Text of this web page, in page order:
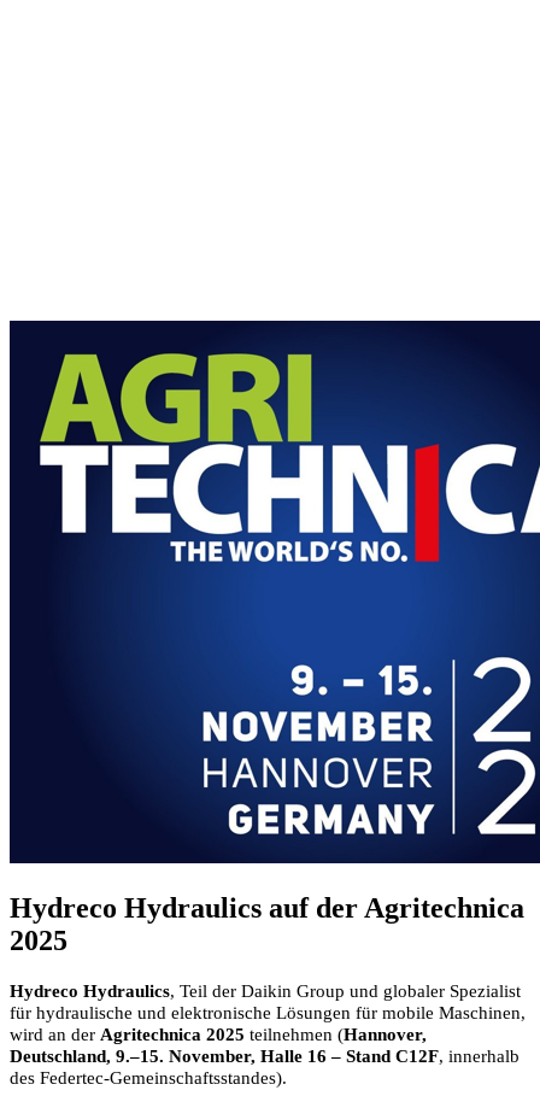
Hydreco Hydraulics auf der Agritechnica
2025
Hydreco Hydraulics, Teil der Daikin Group und globaler Spezialist
für hydraulische und elektronische Lösungen für mobile Maschinen,
wird an der Agritechnica 2025 teilnehmen (Hannover,
Deutschland, 9.–15. November, Halle 16 – Stand C12F, innerhalb
des Federtec-Gemeinschaftsstandes).